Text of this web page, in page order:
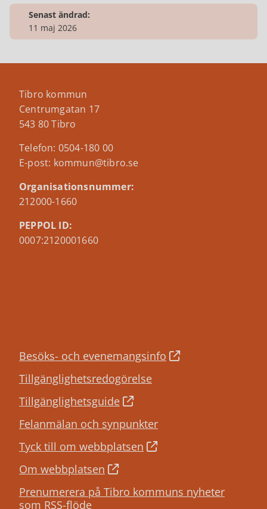
Senast ändrad:
11 maj 2026
Tibro kommun
Centrumgatan 17
543 80 Tibro
Telefon: 0504-180 00
E-post: kommun@tibro.se
Organisationsnummer:
212000-1660
PEPPOL ID:
0007:2120001660
Besöks- och evenemangsinfo
Tillgänglighetsredogörelse
Tillgänglighetsguide
Felanmälan och synpunkter
Tyck till om webbplatsen
Om webbplatsen
Prenumerera på Tibro kommuns nyheter
som RSS-flöde